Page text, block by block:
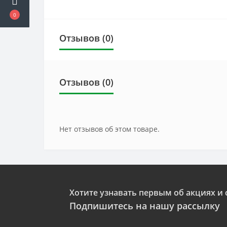
0
Отзывов (0)
Отзывов (0)
Нет отзывов об этом товаре.
Хотите узнавать первым об акциях и
Подпишитесь на нашу рассылку